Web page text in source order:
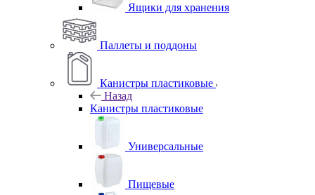
Ящики для хранения
Паллеты и поддоны
Канистры пластиковые
Назад
Канистры пластиковые
Универсальные
Пищевые